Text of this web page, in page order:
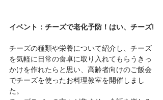
イベント：チーズで老化予防！はい、チーズ!
チーズの種類や栄養について紹介し、チーズ
を気軽に日常の食卓に取り入れてもらうきっ
かけを作れたらと思い、高齢者向けのご飯会
でチーズを使ったお料理教室を開催しまし
た。